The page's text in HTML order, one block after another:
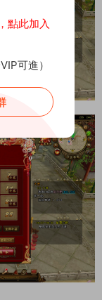
點此加入
可進）